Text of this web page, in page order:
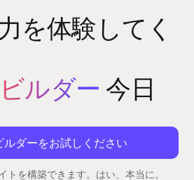
を体験してく
ルダー 今日
ルダーをお試しください
トを構築できます。はい、本当に。